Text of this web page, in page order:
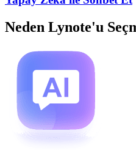
Neden Lynote'u